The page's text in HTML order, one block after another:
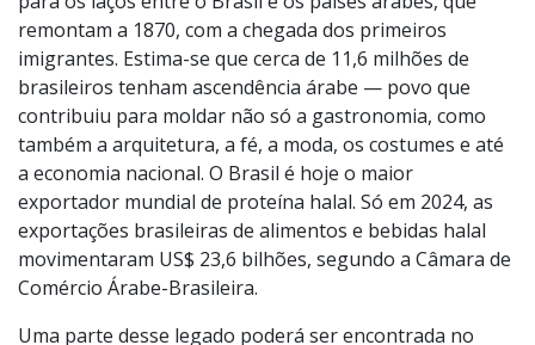
Arte e tradição– O evento também chama atenção
para os laços entre o Brasil e os países árabes, que
remontam a 1870, com a chegada dos primeiros
imigrantes. Estima-se que cerca de 11,6 milhões de
brasileiros tenham ascendência árabe — povo que
contribuiu para moldar não só a gastronomia, como
também a arquitetura, a fé, a moda, os costumes e até
a economia nacional. O Brasil é hoje o maior
exportador mundial de proteína halal. Só em 2024, as
exportações brasileiras de alimentos e bebidas halal
movimentaram US$ 23,6 bilhões, segundo a Câmara de
Comércio Árabe-Brasileira.